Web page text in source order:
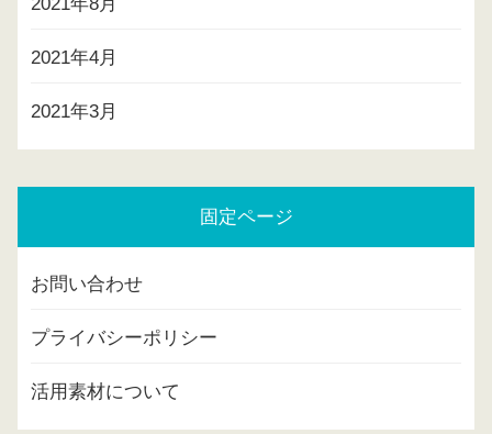
2021年4月
2021年3月
固定ページ
お問い合わせ
プライバシーポリシー
活用素材について